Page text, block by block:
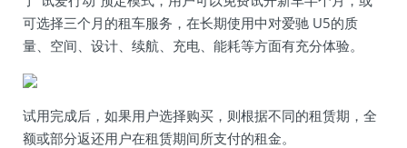
可选择三个月的租车服务，在长期使用中对爱驰 U5的质
量、空间、设计、续航、充电、能耗等方面有充分体验。
试用完成后，如果用户选择购买，则根据不同的租赁期，全
额或部分返还用户在租赁期间所支付的租金。